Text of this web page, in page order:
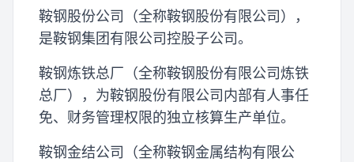
鞍钢股份公司（全称鞍钢股份有限公司），
是鞍钢集团有限公司控股子公司。
鞍钢炼铁总厂（全称鞍钢股份有限公司炼铁
总厂），为鞍钢股份有限公司内部有人事任
免、财务管理权限的独立核算生产单位。
鞍钢金结公司（全称鞍钢金属结构有限公